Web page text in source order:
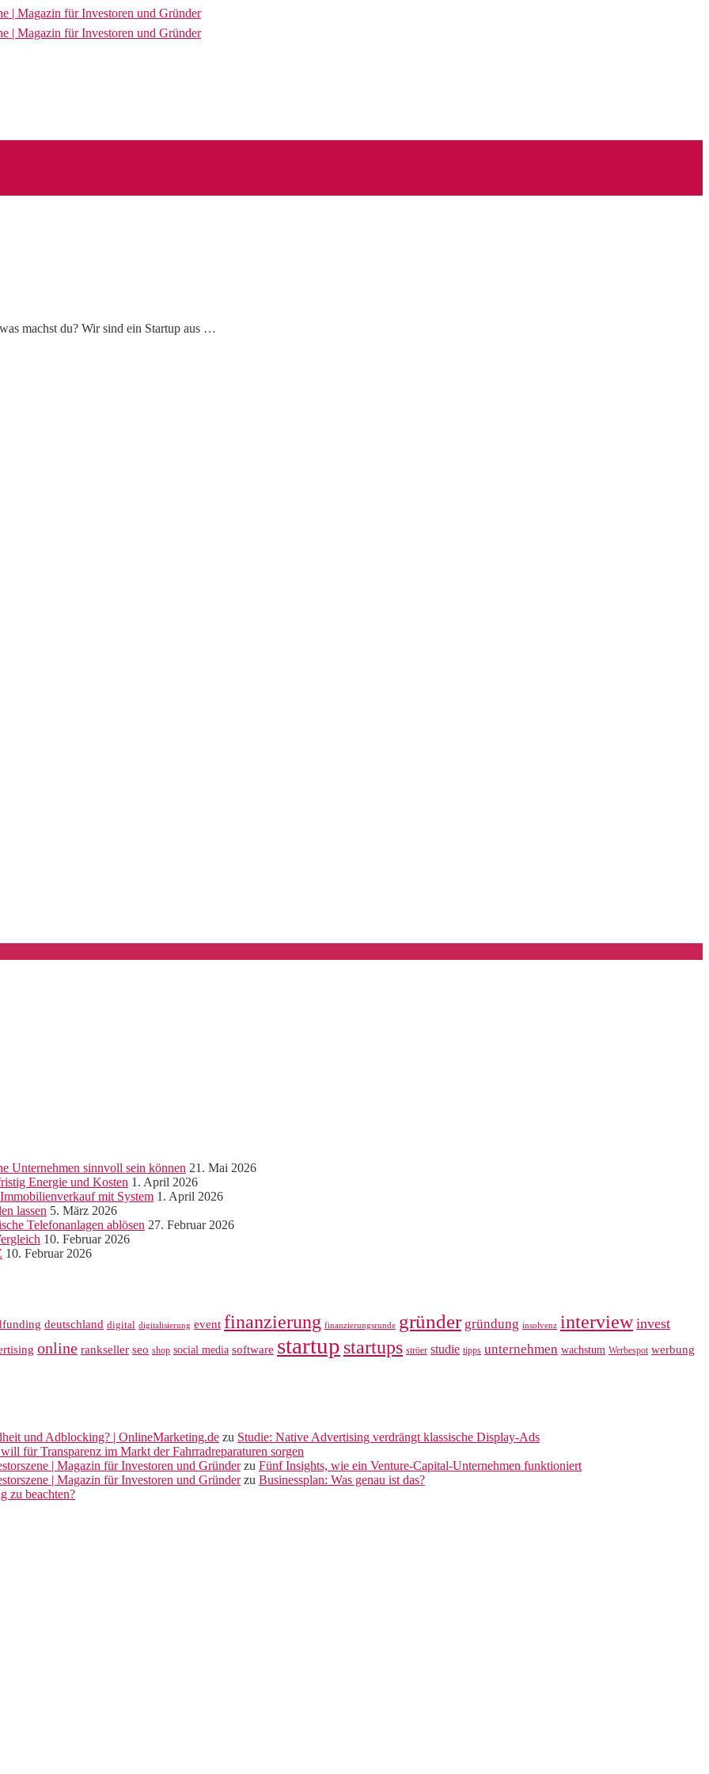
machst du? Wir sind ein Startup aus …
Unternehmen sinnvoll sein können 21. Mai 2026
Energie und Kosten 1. April 2026
mit System 1. April 2026
lassen 5. März 2026
Telefonanlagen ablösen 27. Februar 2026
10. Februar 2026
10. Februar 2026
deutschland digital digitalisierung event finanzierung finanzierungsrunde gründer gründung insolvenz interview invest
online rankseller seo shop social media software startup startups ströer studie tipps unternehmen wachstum Werbespot werbung
und Adblocking? | OnlineMarketing.de zu Studie: Native Advertising verdrängt klassische Display-Ads
für Transparenz im Markt der Fahrradreparaturen sorgen
| Magazin für Investoren und Gründerzu Fünf Insights, wie ein Venture-Capital-Unternehmen funktioniert
| Magazin für Investoren und Gründerzu Businessplan: Was genau ist das?
zu beachten?